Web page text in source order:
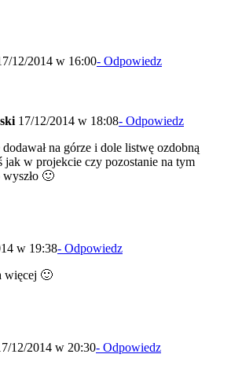
12/2014 w 16:00- Odpowiedz
17/12/2014 w 18:08- Odpowiedz
na górze i dole listwę ozdobną
jak w projekcie czy pozostanie na tym
🙂
w 19:38- Odpowiedz
więcej 🙂
12/2014 w 20:30- Odpowiedz